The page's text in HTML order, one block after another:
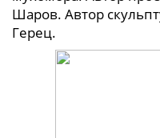
Шаров. Автор
Герец.